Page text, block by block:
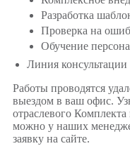
Разработка
Проверка на
Обучение
Линия консультации
Работы проводятся
выездом в ваш офис.
отраслевого
можно у наших
заявку на сайте.